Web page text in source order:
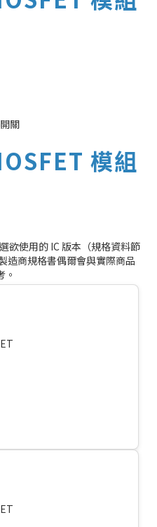
關
模組
欲使用的 IC 版本（規格資料節
造商規格書偶爾會與實際商品